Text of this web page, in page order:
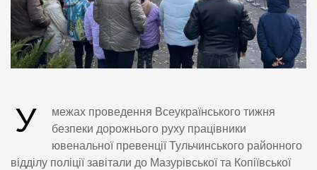
У
межах проведення Всеукраїнського тижня
безпеки дорожнього руху працівники
ювенальної превенції Тульчинського районного
відділу поліції завітали до Мазурівської та Копіївської